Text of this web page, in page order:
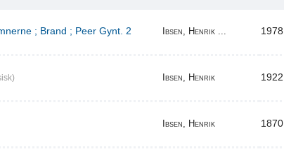
; Brand ; Peer Gynt. 2 Ibsen, Henrik ... 1978
Ibsen, Henrik 1922
Ibsen, Henrik 1870